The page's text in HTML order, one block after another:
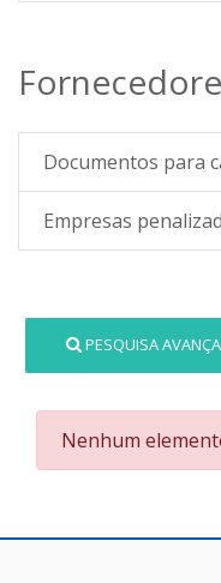
Documentos para
Empresas
PESQUISA
Nenhum